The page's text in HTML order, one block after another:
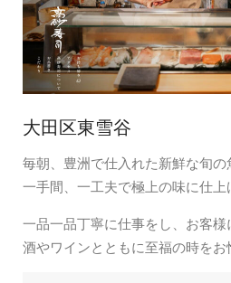
大田区東雪谷
毎朝、豊洲で仕入れた新鮮な旬
一手間、一工夫で極上の味に仕上
一品一品丁寧に仕事をし、お客
酒やワインとともに至福の時をお